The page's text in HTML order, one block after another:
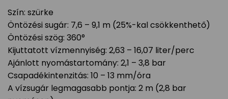
Szín: szürke
Öntözési sugár: 7,6 – 9,1 m (25%-kal csökkenthető)
Öntözési szög: 360°
Kijuttatott vízmennyiség: 2,63 – 16,07 liter/perc
Ajánlott nyomástartomány: 2,1 – 3,8 bar
Csapadékintenzitás: 10 – 13 mm/óra
A vízsugár legmagasabb pontja: 2 m (2,8 bar